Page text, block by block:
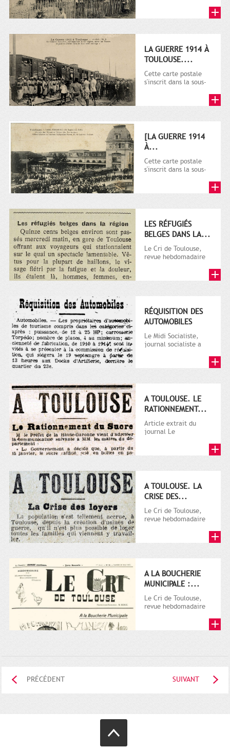
plusieurs milliers de...
LA GUERRE 1914 À
TOULOUSE....
Cette carte postale
s'inscrit dans la sous-
plusieurs milliers de...
[LA GUERRE 1914
À...
Cette carte postale
s'inscrit dans la sous-
plusieurs milliers de...
LES RÉFUGIÉS
BELGES DANS LA...
Le Cri de Toulouse,
revue hebdomadaire
puis...
RÉQUISITION DES
AUTOMOBILES
Le Midi Socialiste,
journal socialiste a
A TOULOUSE. LE
RATIONNEMENT...
Article extrait du
journal Le
A TOULOUSE. LA
CRISE DES...
Le Cri de Toulouse,
revue hebdomadaire
A LA BOUCHERIE
MUNICIPALE :...
Le Cri de Toulouse,
revue hebdomadaire
PRÉCÉDENT SUIVANT